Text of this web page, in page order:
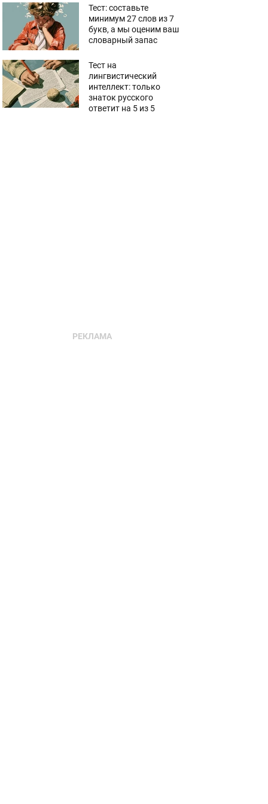
Тест: составьте
минимум 27 слов из 7
букв, а мы оценим ваш
словарный запас
Тест на
лингвистический
интеллект: только
знаток русского
ответит на 5 из 5